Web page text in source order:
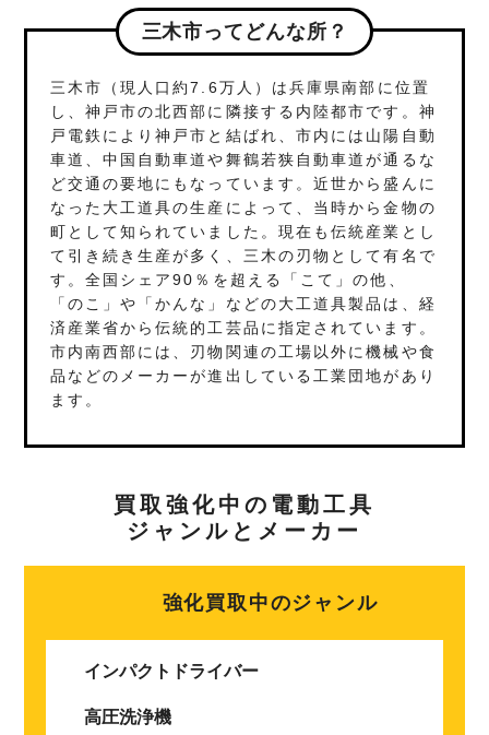
三木市ってどんな所？
三木市（現人口約7.6万人）は兵庫県南部に位置
し、神戸市の北西部に隣接する内陸都市です。神
戸電鉄により神戸市と結ばれ、市内には山陽自動
車道、中国自動車道や舞鶴若狭自動車道が通るな
ど交通の要地にもなっています。近世から盛んに
なった大工道具の生産によって、当時から金物の
町として知られていました。現在も伝統産業とし
て引き続き生産が多く、三木の刃物として有名で
す。全国シェア90％を超える「こて」の他、
「のこ」や「かんな」などの大工道具製品は、経
済産業省から伝統的工芸品に指定されています。
市内南西部には、刃物関連の工場以外に機械や食
品などのメーカーが進出している工業団地があり
ます。
買取強化中の電動工具
ジャンルとメーカー
強化買取中のジャンル
インパクトドライバー
高圧洗浄機